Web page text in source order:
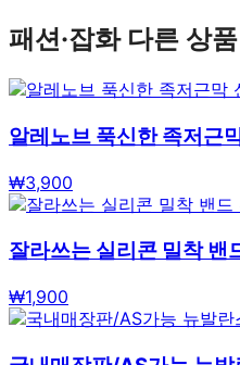
패션·잡화다른 상품
알레노브 푹신한 족저근
₩3,900
잘라쓰는 실리콘 밀착 밴
₩1,900